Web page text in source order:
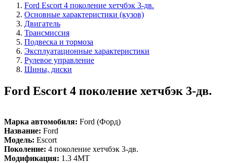
Ford Escort 4 поколение хетчбэк 3-дв.
Основные характеристики (кузов)
Двигатель
Трансмиссия
Подвеска и тормоза
Эксплуатационные характеристики
Рулевое управление
Шины, диски
Ford Escort 4 поколение хетчбэк 3-дв.
Марка автомобиля: Ford (Форд)
Название: Ford
Модель: Escort
Поколение: 4 поколение хетчбэк 3-дв.
Модификация: 1.3 4MT